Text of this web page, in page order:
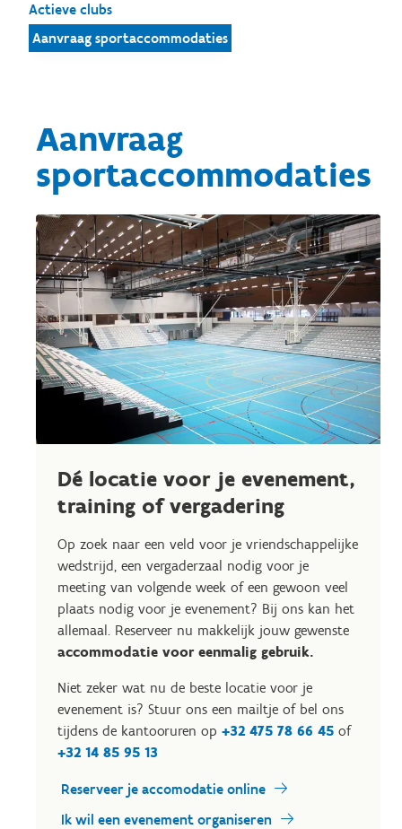
Actieve clubs
Aanvraag sportaccommodaties
Aanvraag
sportaccommodaties
Dé locatie voor je evenement,
training of vergadering
Op zoek naar een veld voor je vriendschappelijke
wedstrijd, een vergaderzaal nodig voor je
meeting van volgende week of een gewoon veel
plaats nodig voor je evenement? Bij ons kan het
allemaal. Reserveer nu makkelijk jouw gewenste
accommodatie voor eenmalig gebruik.
Niet zeker wat nu de beste locatie voor je
evenement is? Stuur ons een mailtje of bel ons
tijdens de kantooruren op +32 475 78 66 45 of
+32 14 85 95 13
Reserveer je accomodatie online
Ik wil een evenement organiseren